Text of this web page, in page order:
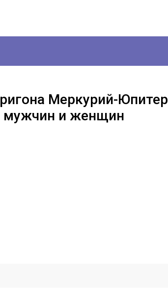
Меркурий-Юпитер
мужчин и женщин